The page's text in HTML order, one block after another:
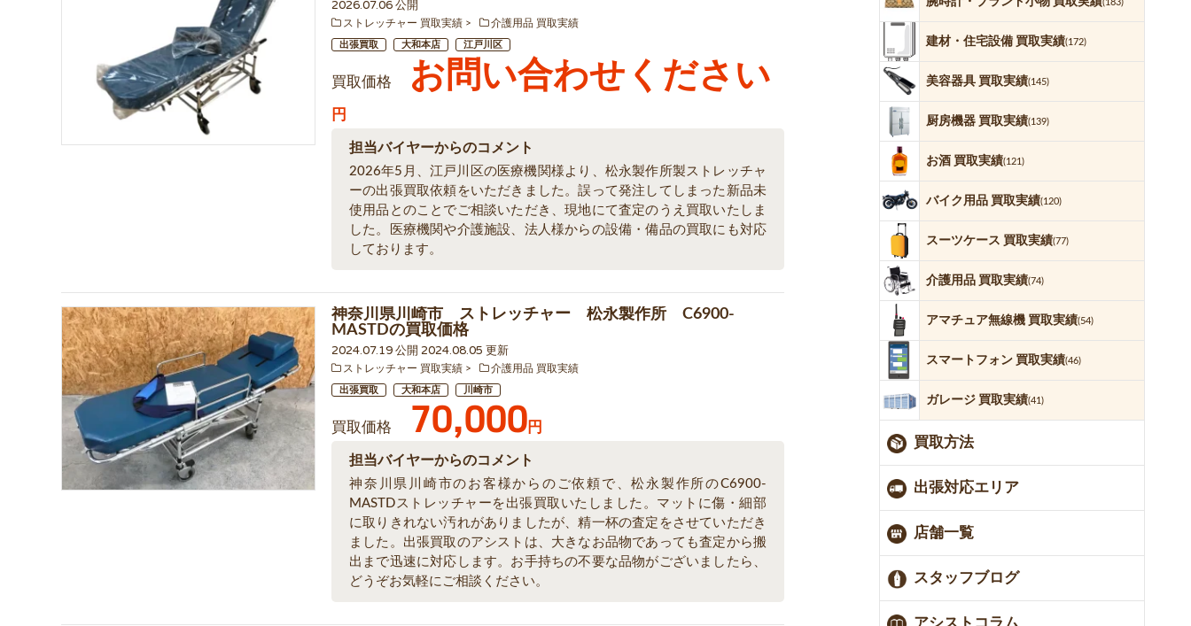
2026.07.06 公開
ストレッチャー 買取実績 介護用品 買取実績
出張買取 大和本店 江戸川区
買取価格 お問い合わせください
円
担当バイヤーからのコメント
2026年5月、江戸川区の医療機関様より、松永製作所製ストレッチャ
ーの出張買取依頼をいただきました。誤って発注してしまった新品未
使用品とのことでご相談いただき、現地にて査定のうえ買取いたしま
した。医療機関や介護施設、法人様からの設備・備品の買取にも対応
しております。
神奈川県川崎市 ストレッチャー 松永製作所 C6900-
MASTDの買取価格
2024.07.19 公開 2024.08.05 更新
ストレッチャー 買取実績 介護用品 買取実績
出張買取 大和本店 川崎市
買取価格 70,000円
担当バイヤーからのコメント
神奈川県川崎市のお客様からのご依頼で、松永製作所のC6900-
MASTDストレッチャーを出張買取いたしました。マットに傷・細部
に取りきれない汚れがありましたが、精一杯の査定をさせていただき
ました。出張買取のアシストは、大きなお品物であっても査定から搬
出まで迅速に対応します。お手持ちの不要な品物がございましたら、
どうぞお気軽にご相談ください。
建材・住宅設備 買取実績(172)
美容器具 買取実績(145)
厨房機器 買取実績(139)
お酒 買取実績(121)
バイク用品 買取実績(120)
スーツケース 買取実績(77)
介護用品 買取実績(74)
アマチュア無線機 買取実績(54)
スマートフォン 買取実績(46)
ガレージ 買取実績(41)
買取方法
出張対応エリア
店舗一覧
スタッフブログ
アシストコラム